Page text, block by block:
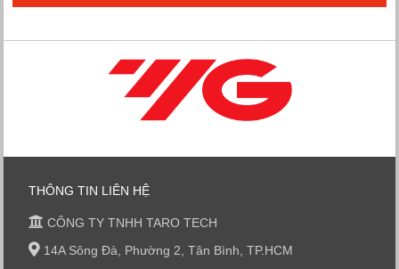
THÔNG TIN LIÊN HỆ
CÔNG TY TNHH TARO TECH
14A Sông Đà, Phường 2, Tân Bình, TP.HCM